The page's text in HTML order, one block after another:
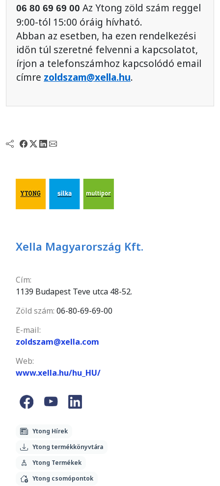
06 80 69 69 00 Az Ytong zöld szám reggel
9:00-tól 15:00 óráig hívható.
Abban az esetben, ha ezen rendelkezési
időn túl szeretné felvenni a kapcsolatot,
írjon a telefonszámhoz kapcsolódó email
címre zoldszam@xella.hu.
Xella Magyarország Kft.
Cím:
1139 Budapest Teve utca 48-52.
Zöld szám: 06-80-69-69-00
E-mail:
zoldszam@xella.com
Web:
www.xella.hu/hu_HU/
Ytong Hírek
Ytong termékkönyvtára
Ytong Termékek
Ytong csomópontok